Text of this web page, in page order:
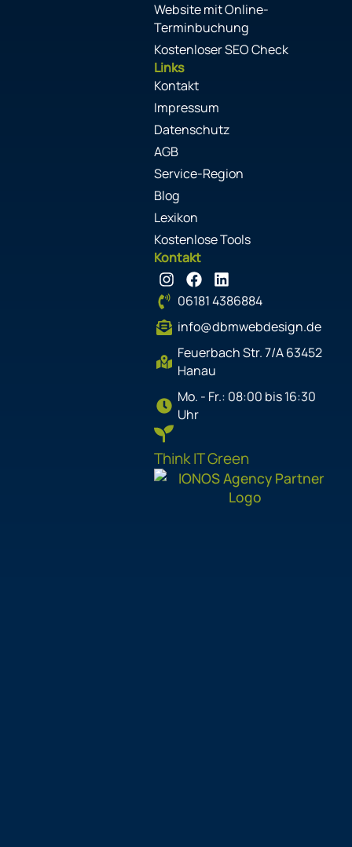
Think IT Green
Website mit Online-
Terminbuchung
Kostenloser SEO Check
Links
Kontakt
Impressum
Datenschutz
AGB
Service-Region
Blog
Lexikon
Kostenlose Tools
Kontakt
I
n
s
t
a
g
r
m
F
a
c
e
b
o
o
L
i
n
k
e
d
06181 4386884
info@dbmwebdesign.de
Feuerbach Str. 7/A 63452
Hanau
Mo. - Fr.: 08:00 bis 16:30
Uhr